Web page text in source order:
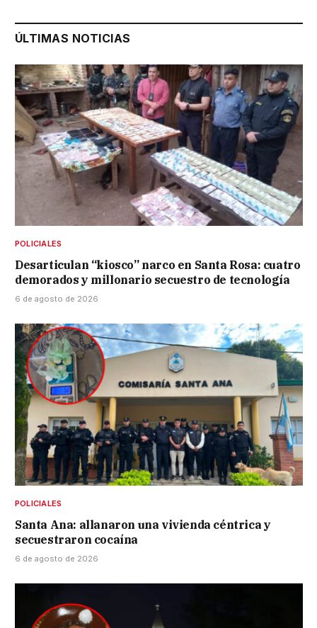
ÚLTIMAS NOTICIAS
POLICIALES
Desarticulan “kiosco” narco en Santa Rosa: cuatro
demorados y millonario secuestro de tecnología
6 de agosto de 2026
POLICIALES
Santa Ana: allanaron una vivienda céntrica y
secuestraron cocaína
6 de agosto de 2026